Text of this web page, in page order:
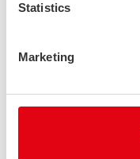
Statistics
Marketing